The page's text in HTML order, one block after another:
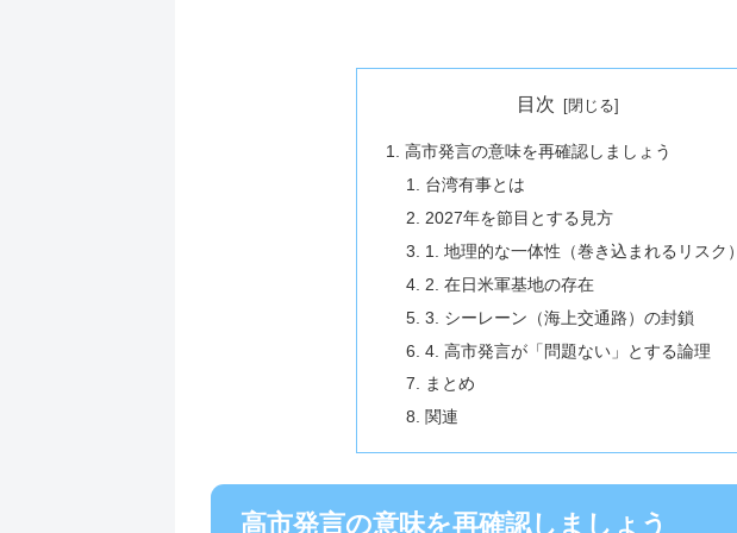
目次
高市発言の意味を再確認しましょう
台湾有事とは
2027年を節目とする見方
1. 地理的な一体性（巻き込まれるリスク）
2. 在日米軍基地の存在
3. シーレーン（海上交通路）の封鎖
4. 高市発言が「問題ない」とする論理
まとめ
関連
高市発言の意味を再確認しましょう